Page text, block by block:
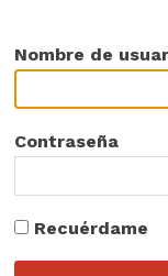
Nombre de
Contraseña
Recuérdame